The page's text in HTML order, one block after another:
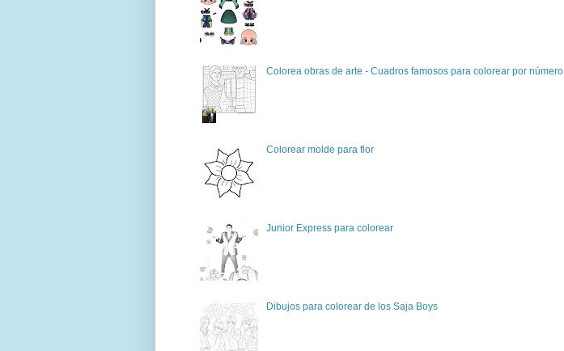
Colorea obras de arte - Cuadros famosos para colorear por número
Colorear molde para flor
Junior Express para colorear
Dibujos para colorear de los Saja Boys